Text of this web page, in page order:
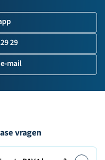
29
mail
vragen